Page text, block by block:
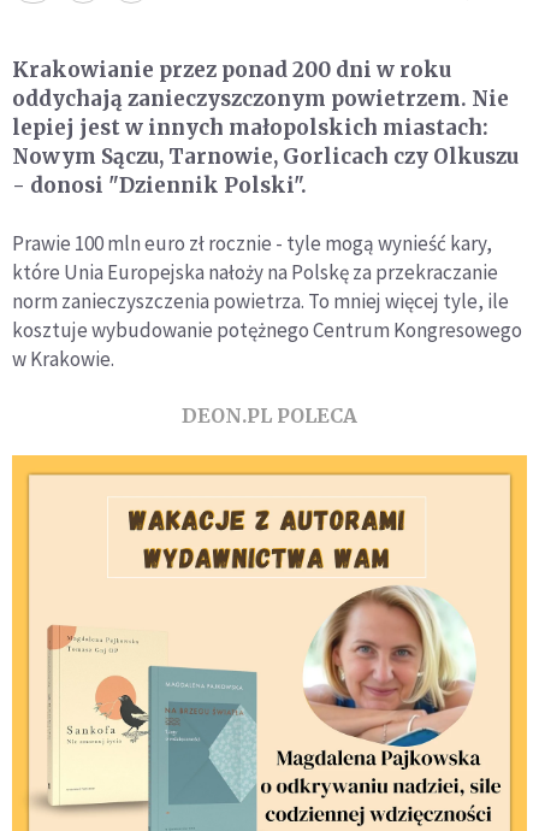
Krakowianie przez ponad 200 dni w roku
oddychają zanieczyszczonym powietrzem. Nie
lepiej jest w innych małopolskich miastach:
Nowym Sączu, Tarnowie, Gorlicach czy Olkuszu
- donosi "Dziennik Polski".
Prawie 100 mln euro zł rocznie - tyle mogą wynieść kary,
które Unia Europejska nałoży na Polskę za przekraczanie
norm zanieczyszczenia powietrza. To mniej więcej tyle, ile
kosztuje wybudowanie potężnego Centrum Kongresowego
w Krakowie.
DEON.PL POLECA